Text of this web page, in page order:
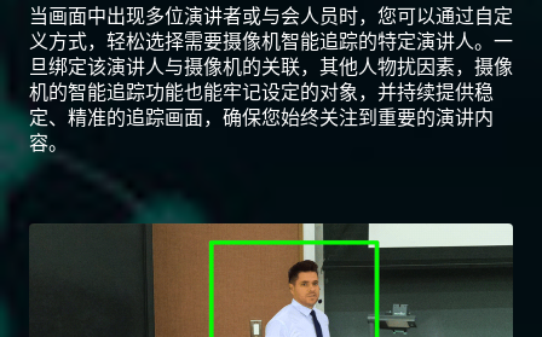
当画面中出现多位演讲者或与会人员时，您可以通过自定
义方式，轻松选择需要摄像机智能追踪的特定演讲人。一
旦绑定该演讲人与摄像机的关联，其他人物扰因素，摄像
机的智能追踪功能也能牢记设定的对象，并持续提供稳
定、精准的追踪画面，确保您始终关注到重要的演讲内
容。